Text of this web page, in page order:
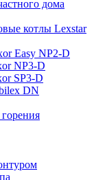
дома
котлы Lexstar
Easy NP2-D
NP3-D
SP3-D
DN